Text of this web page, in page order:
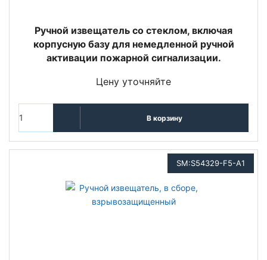
Ручной извещатель со стеклом, включая
корпусную базу для немедленной ручной
активации пожарной сигнализации.
Цену уточняйте
В корзину
SM:S54329-F5-A1